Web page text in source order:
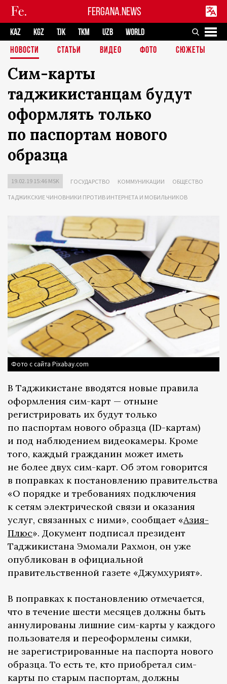
FERGANA.NEWS
KAZ KGZ TJK TKM UZB
WORLD
НОВОСТИ
СТАТЬИ ВИДЕО ФОТО СЮЖЕТЫ
Сим-карты
таджикистанцам будут
оформлять только
по паспортам нового
образца
19.02.19 15:46 MSK ГОСУДАРСТВО КОММУНИКАЦИИ ОБЩЕСТВО
ТАДЖИКСКИЕ ЧИНОВНИКИ ПРОТИВ ИНТЕРНЕТА И МОБИЛЬНИКОВ
Фото с сайта Pixabay.com
В Таджикистане вводятся новые правила
оформления сим-карт — отныне
регистрировать их будут только
по паспортам нового образца (ID-картам)
и под наблюдением видеокамеры. Кроме
того, каждый гражданин может иметь
не более двух сим-карт. Об этом говорится
в поправках к постановлению правительства
«О порядке и требованиях подключения
к сетям электрической связи и оказания
услуг, связанных с ними», сообщает «Азия-
Плюс». Документ подписал президент
Таджикистана Эмомали Рахмон, он уже
опубликован в официальной
правительственной газете «Джумхурият».
В поправках к постановлению отмечается,
что в течение шести месяцев должны быть
аннулированы лишние сим-карты у каждого
пользователя и переоформлены симки,
не зарегистрированные на паспорта нового
образца. То есть те, кто приобретал сим-
карты по старым паспортам, должны